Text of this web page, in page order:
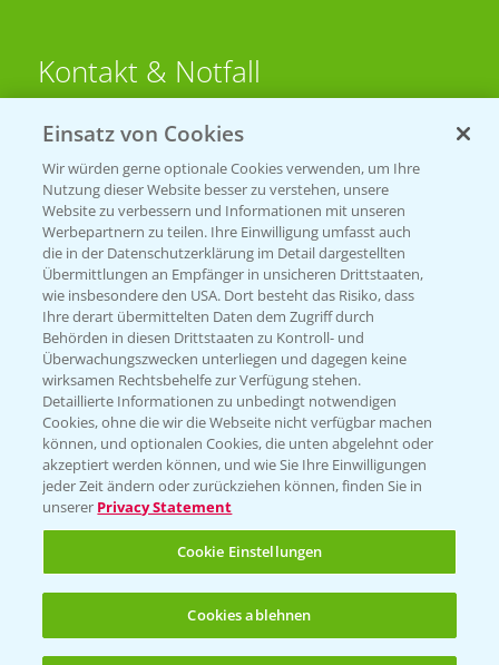
Kontakt & Notfall
Beratung auf WhatsApp
T.+49 (0)174 346 564 1
KONTAKT
Hilfe in Notfällen
T.+49 (0)214/30-20220
Folgen Sie uns
Einsatz von Cookies
Wir würden gerne optionale Cookies verwenden, um Ihre
Nutzung dieser Website besser zu verstehen, unsere
Website zu verbessern und Informationen mit unseren
Werbepartnern zu teilen. Ihre Einwilligung umfasst auch
die in der Datenschutzerklärung im Detail dargestellten
Übermittlungen an Empfänger in unsicheren Drittstaaten,
wie insbesondere den USA. Dort besteht das Risiko, dass
Ihre derart übermittelten Daten dem Zugriff durch
Behörden in diesen Drittstaaten zu Kontroll- und
Überwachungszwecken unterliegen und dagegen keine
wirksamen Rechtsbehelfe zur Verfügung stehen.
Detaillierte Informationen zu unbedingt notwendigen
Cookies, ohne die wir die Webseite nicht verfügbar machen
können, und optionalen Cookies, die unten abgelehnt oder
akzeptiert werden können, und wie Sie Ihre Einwilligungen
jeder Zeit ändern oder zurückziehen können, finden Sie in
unserer Privacy Statement
Cookie Einstellungen
Cookies ablehnen